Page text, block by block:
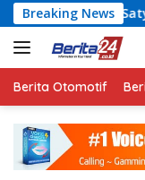
Langsung
ke
konten
Breaking News
Ranner Anggara
Berita Otomotif